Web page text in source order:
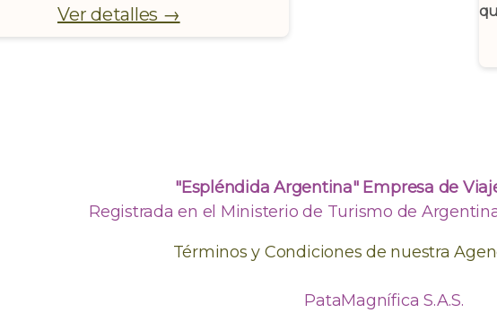
Ver detalles →
"Espléndida Argentina" Empresa de
Registrada en el Ministerio de Turismo de
Términos y Condiciones de nuestra
PataMagnífica S.A.S.